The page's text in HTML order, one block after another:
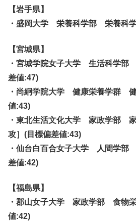
【岩手県】
・盛岡大学 栄養科学部 栄養科
【宮城県】
・宮城学院女子大学 生活科学部
差値:47)
・尚絅学院大学 健康栄養学群
値:43)
・東北生活文化大学 家政学部
攻］(目標偏差値:43)
・仙台白百合女子大学 人間学部
差値:42)
【福島県】
・郡山女子大学 家政学部 食物
値:42)